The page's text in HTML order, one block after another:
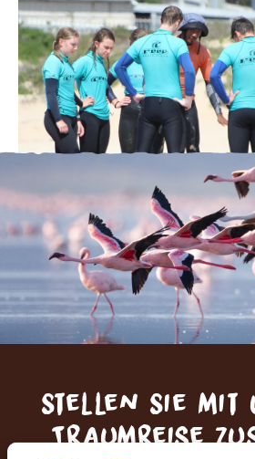
Stellen Sie mit
Traumreise